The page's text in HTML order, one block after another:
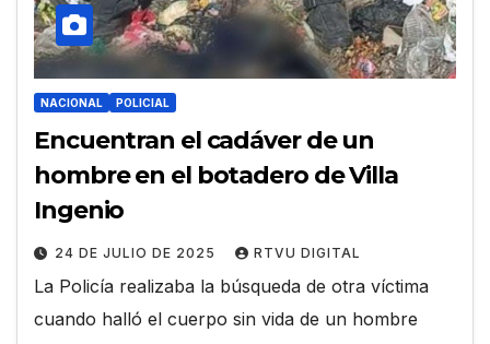
NACIONAL POLICIAL
Encuentran el cadáver de un
hombre en el botadero de Villa
Ingenio
24 DE JULIO DE 2025 RTVU DIGITAL
La Policía realizaba la búsqueda de otra víctima
cuando halló el cuerpo sin vida de un hombre